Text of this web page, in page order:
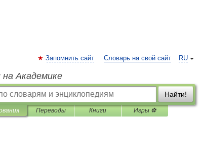
RU
Запомнить сайт Словарь на свой сайт
на Академике
Найти!
Переводы Книги Игры ⚽